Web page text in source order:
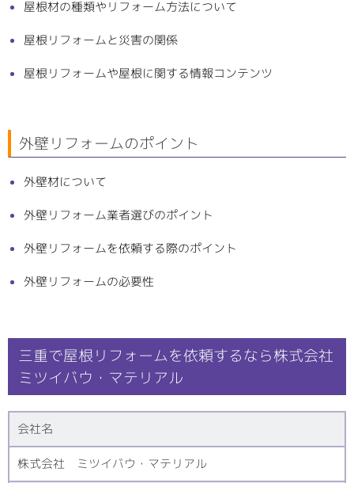
屋根材の種類やリフォーム方法について
屋根リフォームと災害の関係
屋根リフォームや屋根に関する情報コンテンツ
外壁リフォームのポイント
外壁材について
外壁リフォーム業者選びのポイント
外壁リフォームを依頼する際のポイント
外壁リフォームの必要性
三重で屋根リフォームを依頼するなら株式会社
ミツイバウ・マテリアル
会社名
株式会社 ミツイバウ・マテリアル